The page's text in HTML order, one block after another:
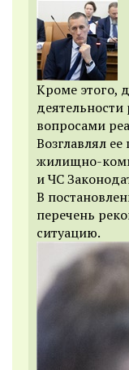
Кроме этого,
вопросами
Возглавлял
жилищно-
и ЧС
В
перечень
ситуацию.